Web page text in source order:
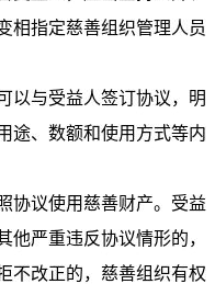
相指定慈善组织管理人员
与受益人签订协议，明
途、数额和使用方式等内
协议使用慈善财产。受益
他严重违反协议情形的，
不改正的，慈善组织有权